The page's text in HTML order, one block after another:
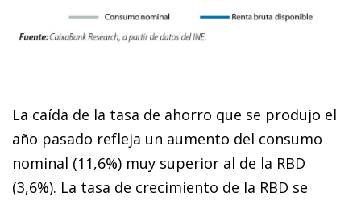
La caída de la tasa de ahorro que se produjo el
año pasado refleja un aumento del consumo
nominal (11,6%) muy superior al de la RBD
(3,6%). La tasa de crecimiento de la RBD se